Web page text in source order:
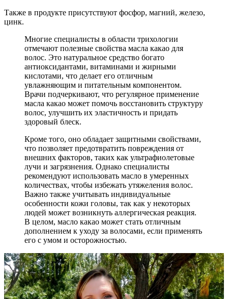
Также в продукте присутствуют фосфор, магний, железо,
цинк.
Многие специалисты в области трихологии
отмечают полезные свойства масла какао для
волос. Это натуральное средство богато
антиоксидантами, витаминами и жирными
кислотами, что делает его отличным
увлажняющим и питательным компонентом.
Врачи подчеркивают, что регулярное применение
масла какао может помочь восстановить структуру
волос, улучшить их эластичность и придать
здоровый блеск.
Кроме того, оно обладает защитными свойствами,
что позволяет предотвратить повреждения от
внешних факторов, таких как ультрафиолетовые
лучи и загрязнения. Однако специалисты
рекомендуют использовать масло в умеренных
количествах, чтобы избежать утяжеления волос.
Важно также учитывать индивидуальные
особенности кожи головы, так как у некоторых
людей может возникнуть аллергическая реакция.
В целом, масло какао может стать отличным
дополнением к уходу за волосами, если применять
его с умом и осторожностью.